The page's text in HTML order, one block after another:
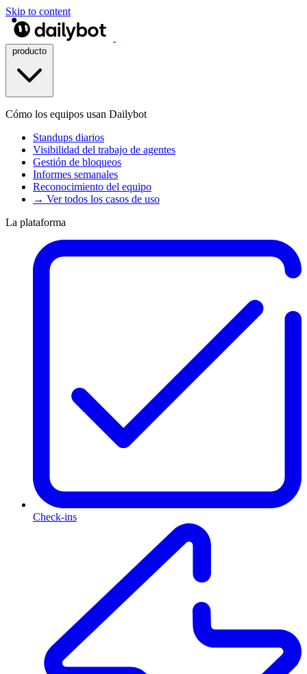
Skip to content
Cómo los equipos usan Dailybot
Standups diarios
Visibilidad del trabajo de agentes
Gestión de bloqueos
Informes semanales
Reconocimiento del equipo
→ Ver todos los casos de uso
La plataforma
Check-ins